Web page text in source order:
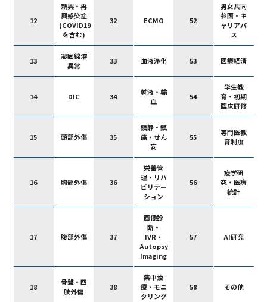
12
新興・再
興感染症
(COVID19
を含む)
32 ECMO 52
男女共同
参画・キ
ャリアパ
ス
13
凝固線溶
異常
33 血液浄化 53 医療経済
14 DIC 34
輸液・輸
血
54
学生教
育・初期
臨床研修
15 頭部外傷 35
鎮静・鎮
痛・せん
妄
55
専門医教
育制度
16 胸部外傷 36
栄養管
理・リハ
ビリテー
ション
56
疫学研
究・医療
統計
17 腹部外傷 37
画像診
断・
IVR・
Autopsy
Imaging
57 AI研究
18
骨盤・四
肢外傷
38
集中治
療・モニ
タリング
58 その他